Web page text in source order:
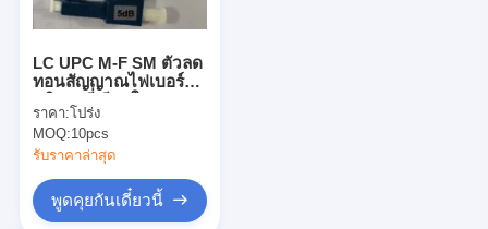
LC UPC M-F SM ตัวลด
ทอนสัญญาณไฟเบอร์ออ
ปติกคงที่เสียบใน
Attenuator 5dB 10dB
15dB 25dB
ราคา:โปร่ง
MOQ:10pcs
รับราคาล่าสุด
พูดคุยกันเดี๋ยวนี้